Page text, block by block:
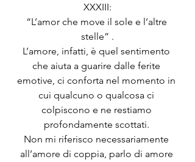
XXXIII:
“L’amor che move il sole e l’altre
stelle” .
L’amore, infatti, è quel sentimento
che aiuta a guarire dalle ferite
emotive, ci conforta nel momento in
cui qualcuno o qualcosa ci
colpiscono e ne restiamo
profondamente scottati.
Non mi riferisco necessariamente
all’amore di coppia, parlo di amore